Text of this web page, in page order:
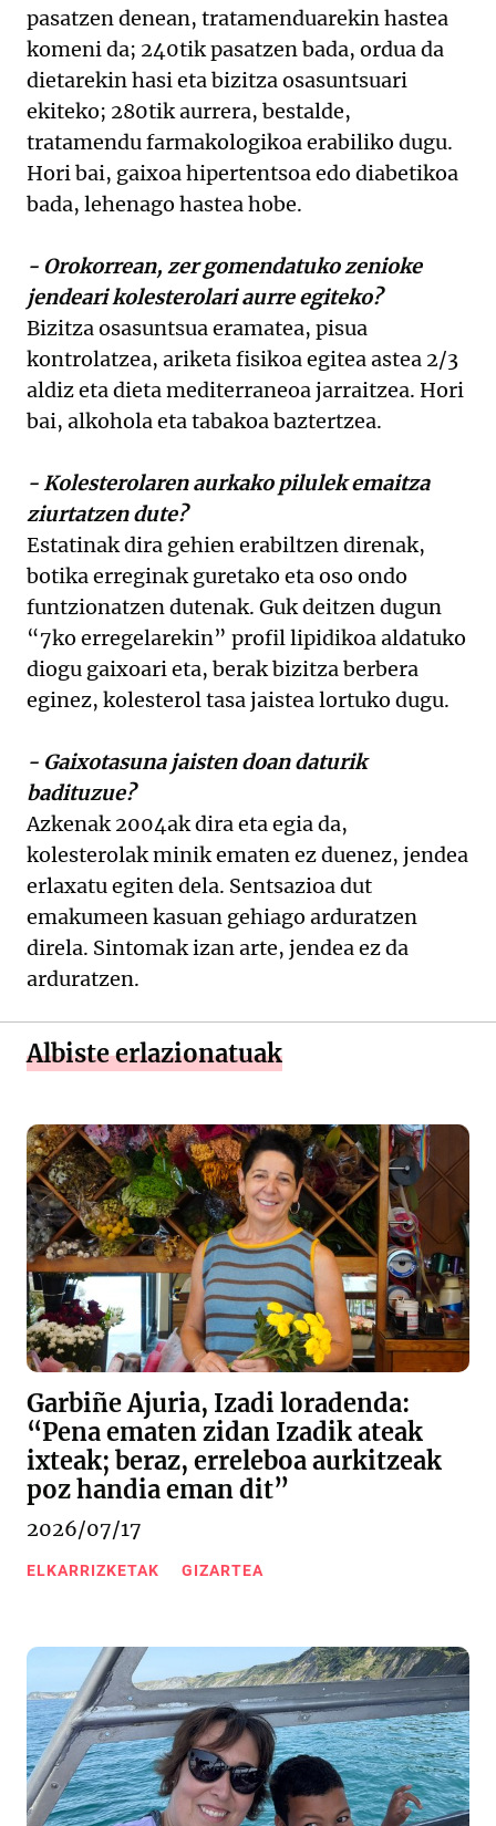
pasatzen denean, tratamenduarekin hastea
komeni da; 240tik pasatzen bada, ordua da
dietarekin hasi eta bizitza osasuntsuari
ekiteko; 280tik aurrera, bestalde,
tratamendu farmakologikoa erabiliko dugu.
Hori bai, gaixoa hipertentsoa edo diabetikoa
bada, lehenago hastea hobe.
- Orokorrean, zer gomendatuko zenioke
jendeari kolesterolari aurre egiteko?
Bizitza osasuntsua eramatea, pisua
kontrolatzea, ariketa fisikoa egitea astea 2/3
aldiz eta dieta mediterraneoa jarraitzea. Hori
bai, alkohola eta tabakoa baztertzea.
- Kolesterolaren aurkako pilulek emaitza
ziurtatzen dute?
Estatinak dira gehien erabiltzen direnak,
botika erreginak guretako eta oso ondo
funtzionatzen dutenak. Guk deitzen dugun
“7ko erregelarekin” profil lipidikoa aldatuko
diogu gaixoari eta, berak bizitza berbera
eginez, kolesterol tasa jaistea lortuko dugu.
- Gaixotasuna jaisten doan daturik
badituzue?
Azkenak 2004ak dira eta egia da,
kolesterolak minik ematen ez duenez, jendea
erlaxatu egiten dela. Sentsazioa dut
emakumeen kasuan gehiago arduratzen
direla. Sintomak izan arte, jendea ez da
arduratzen.
Albiste erlazionatuak
Garbiñe Ajuria, Izadi loradenda:
“Pena ematen zidan Izadik ateak
ixteak; beraz, erreleboa aurkitzeak
poz handia eman dit”
2026/07/17
ELKARRIZKETAK GIZARTEA